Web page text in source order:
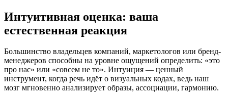
Интуитивная оценка: ваша
естественная реакция
Большинство владельцев компаний, маркетологов или бренд-
менеджеров способны на уровне ощущений определить: «это
про нас» или «совсем не то». Интуиция — ценный
инструмент, когда речь идёт о визуальных кодах, ведь наш
мозг мгновенно анализирует образы, ассоциации, гармонию.